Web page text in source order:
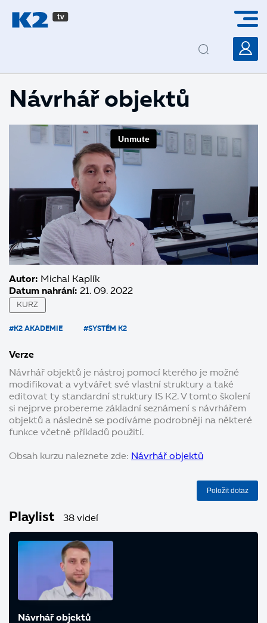
Návrhář objektů
Autor: Michal Kaplík
Datum nahrání: 21. 09. 2022
KURZ
#K2 AKADEMIE #SYSTÉM K2
Verze
Návrhář objektů je nástroj pomocí kterého je možné
modifikovat a vytvářet své vlastní struktury a také
editovat ty standardní struktury IS K2. V tomto školení
si nejprve probereme základní seznámení s návrhářem
objektů a následně se podíváme podrobněji na některé
funkce včetně příkladů použití.
Obsah kurzu naleznete zde: Návrhář objektů
Položit dotaz
Playlist 38 videí
Návrhář objektů